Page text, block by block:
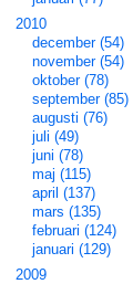
2010
december (54)
november (54)
oktober (78)
september (85)
augusti (76)
juli (49)
juni (78)
maj (115)
april (137)
mars (135)
februari (124)
januari (129)
2009